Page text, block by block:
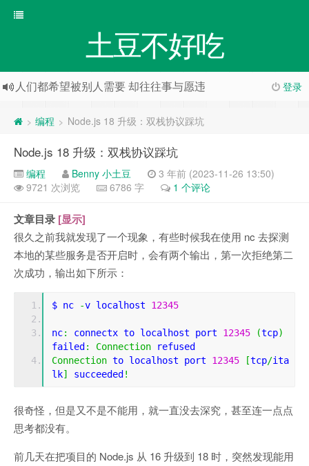
土豆不好吃
登录
人们都希望被别人需要 却往往事与愿违
> 编程 > Node.js 18 升级：双栈协议踩坑
Node.js 18 升级：双栈协议踩坑
编程 Benny 小土豆
3 年前 (2023-11-26 13:50)
9721 次浏览
6786 字 1 个评论
文章目录 [显示]
很久之前我就发现了一个现象，有些时候我在使用 nc 去探测
本地的某些服务是否开启时，会有两个输出，第一次拒绝第二
次成功，输出如下所示：
$ nc -v localhost 12345
nc: connectx to localhost port 12345 (tcp)
failed : Connection refused
Connection to localhost port 12345 [tcp/ita
lk] succeeded !
很奇怪，但是又不是不能用，就一直没去深究，甚至连一点点
思考都没有。
前几天在把项目的 Node.js 从 16 升级到 18 时，突然发现能用